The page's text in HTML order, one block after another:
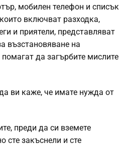
мобилен телефон и списък
включват разходка,
и приятели, представляват
възстановяване на
да загърбите мислите
ви каже, че имате нужда от
преди да си вземете
сте закъснели и сте